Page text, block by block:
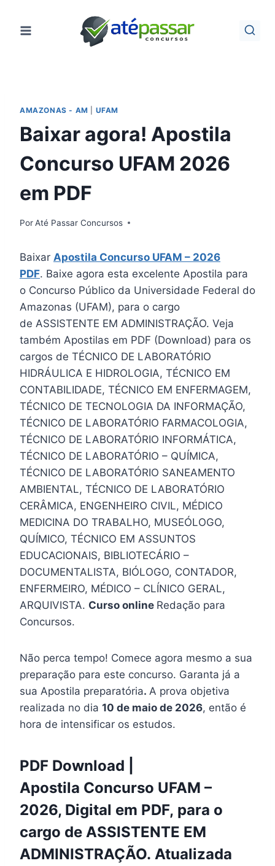
para
AMAZONAS - AM UFAM
Baixar agora! Apostila
Concurso UFAM 2026
em PDF
PorAté Passar Concursos
Baixar Apostila Concurso UFAM – 2026
PDF. Baixe agora esta excelente Apostila para
o Concurso Público da Universidade Federal do
Amazonas (UFAM), para o cargo
de ASSISTENTE EM ADMINISTRAÇÃO. Veja
também Apostilas em PDF (Download) para os
cargos de TÉCNICO DE LABORATÓRIO
HIDRÁULICA E HIDROLOGIA, TÉCNICO EM
CONTABILIDADE, TÉCNICO EM ENFERMAGEM,
TÉCNICO DE TECNOLOGIA DA INFORMAÇÃO,
TÉCNICO DE LABORATÓRIO FARMACOLOGIA,
TÉCNICO DE LABORATÓRIO INFORMÁTICA,
TÉCNICO DE LABORATÓRIO – QUÍMICA,
TÉCNICO DE LABORATÓRIO SANEAMENTO
AMBIENTAL, TÉCNICO DE LABORATÓRIO
CERÂMICA, ENGENHEIRO CIVIL, MÉDICO
MEDICINA DO TRABALHO, MUSEÓLOGO,
QUÍMICO, TÉCNICO EM ASSUNTOS
EDUCACIONAIS, BIBLIOTECÁRIO –
DOCUMENTALISTA, BIÓLOGO, CONTADOR,
ENFERMEIRO, MÉDICO – CLÍNICO GERAL,
ARQUIVISTA. Curso online Redação para
Concursos.
Não perca tempo! Comece agora mesmo a sua
preparação para este concurso. Garanta já a
sua Apostila preparatória. A prova objetiva
realizada no dia 10 de maio de 2026, então é
hora de intensificar os estudos.
PDF Download |
Apostila Concurso UFAM –
2026, Digital em PDF, para o
cargo de ASSISTENTE EM
ADMINISTRAÇÃO. Atualizada